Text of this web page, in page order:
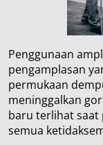
Penggunaan
pengamplasan
permukaan
meninggalkan
baru terlihat saat
semua